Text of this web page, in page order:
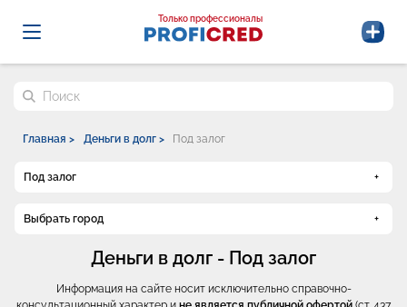
Probrokery - Только профессионалы
Только профессионалы
Поиск по сайту
Главная > Деньги в долг > Под залог
Под залог
Выбрать город
Деньги в долг - Под залог
Информация на сайте носит исключительно справочно-